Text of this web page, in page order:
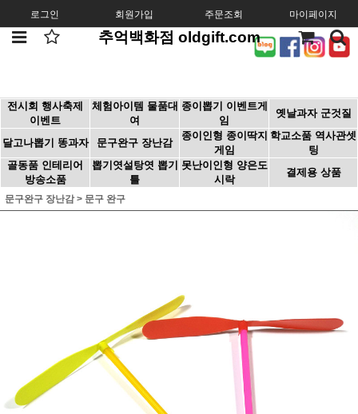
로그인 회원가입 주문조회 마이페이지
추억백화점 oldgift.com
전시회 행사축제
이벤트
체험아이템 물품대
여
종이뽑기 이벤트게
임
옛날과자 군것질
달고나뽑기 똥과자 문구완구 장난감
종이인형 종이딱지
게임
학교소품 역사관셋
팅
골동품 인테리어
방송소품
뽑기엿설탕엿 뽑기
틀
못난이인형 양은도
시락
결제용 상품
문구완구 장난감> 문구 완구